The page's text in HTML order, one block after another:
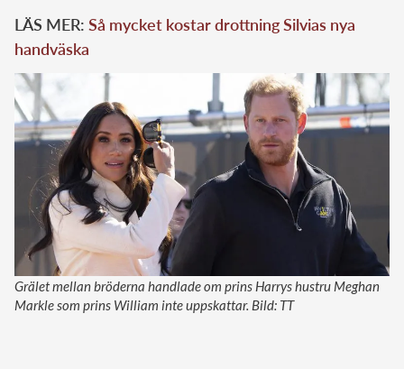
LÄS MER: Så mycket kostar drottning Silvias nya
handväska
Grälet mellan bröderna handlade om prins Harrys hustru Meghan
Markle som prins William inte uppskattar. Bild: TT